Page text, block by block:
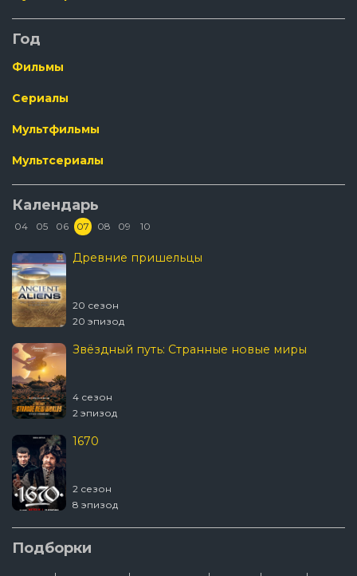
Год
Фильмы
Сериалы
Мультфильмы
Мультсериалы
Календарь
04 05 06 07 08 09 10
Древние пришельцы
20 сезон
20 эпизод
Звёздный путь: Странные новые миры
4 сезон
2 эпизод
1670
2 сезон
8 эпизод
Подборки